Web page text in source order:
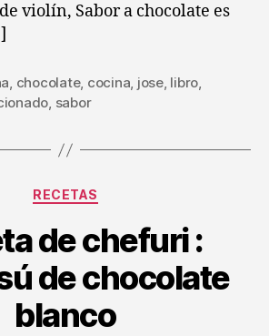
violín, Sabor a chocolate es
, chocolate, cocina, jose, libro,
, sabor
Categorías
RECETAS
de chefuri :
de chocolate
blanco